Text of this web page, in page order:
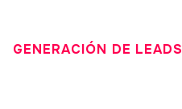
GENERACIÓN DE LEADS